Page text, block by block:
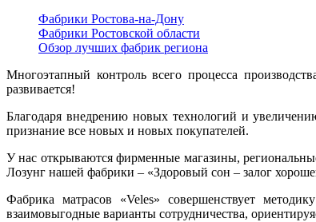
Фабрики Ростова-на-Дону
Фабрики Ростовской области
Обзор лучших фабрик региона
Многоэтапный контроль всего процесса
развивается!
Благодаря внедрению новых технологий и
признание все новых и новых покупателей.
У нас открываются фирменные магазины,
Лозунг нашей фабрики – «Здоровый сон – залог
Фабрика матрасов «Veles» совершенствует
взаимовыгодные варианты сотрудничества,